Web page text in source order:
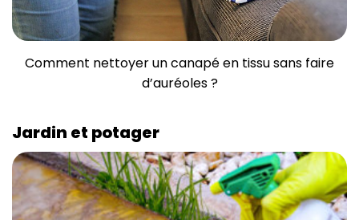
Comment nettoyer un canapé en tissu sans faire
d’auréoles ?
Jardin et potager